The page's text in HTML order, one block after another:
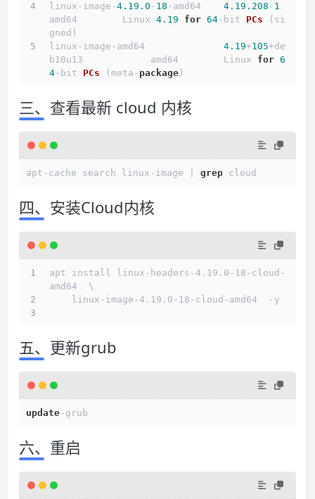
linux-image-4.19 .0 - 18 -amd64 4.19 .208 - 1
amd64        Linux 4.19 for 64-bit PCs
(si
gned)
linux-image-amd64 4.19+105+de
b10u13            amd64        Linux for 6
4-bit PCs (meta- package )
三、查看最新 cloud 内核
apt-cache search linux-image | grep
四、安装Cloud内核
apt install linux-headers-4.19.0-18-cloud-
amd64  \
    linux-image-4.19.0-18-cloud-amd64  -y
五、更新grub
update-
六、重启